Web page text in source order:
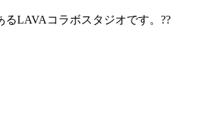
LAVAコラボスタジオです。??